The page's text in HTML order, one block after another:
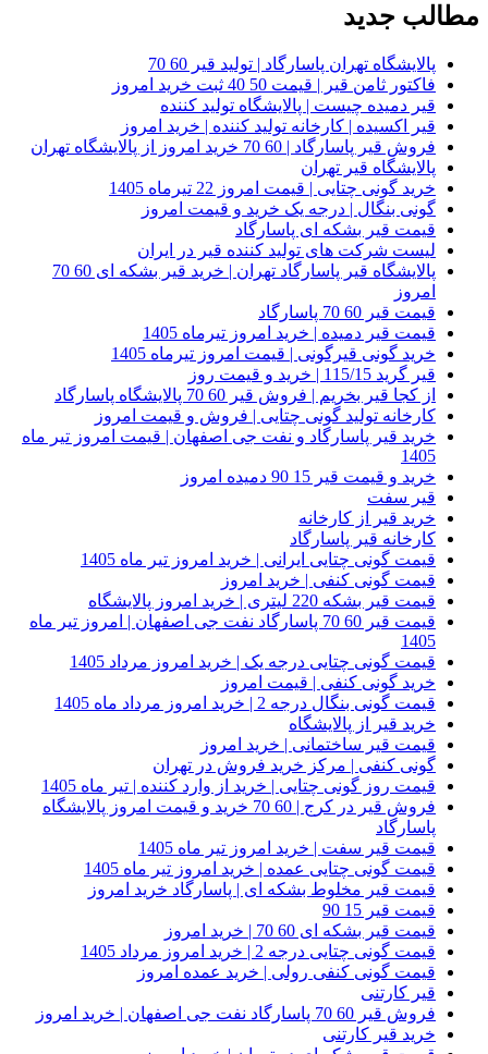
مطالب جدید
پالایشگاه تهران پاسارگاد | تولید قیر 60 70
فاکتور ثامن قیر | قیمت 50 40 ثبت خرید امروز
قیر دمیده چیست | پالایشگاه تولید کننده
قیر اکسیده | کارخانه تولید کننده | خرید امروز
فروش قیر پاسارگاد | 60 70 خرید امروز از پالایشگاه تهران
پالایشگاه قیر تهران
خرید گونی چتایی | قیمت امروز 22 تیرماه 1405
گونی بنگال | درجه یک خرید و قیمت امروز
قیمت قیر بشکه ای پاسارگاد
لیست شرکت های تولید کننده قیر در ایران
پالایشگاه قیر پاسارگاد تهران | خرید قیر بشکه ای 60 70
امروز
قیمت قیر 60 70 پاسارگاد
قیمت قیر دمیده | خرید امروز تیرماه 1405
خرید گونی قیرگونی | قیمت امروز تیرماه 1405
قیر گرید 115/15 | خرید و قیمت روز
از کجا قیر بخریم | فروش قیر 60 70 پالایشگاه پاسارگاد
کارخانه تولید گونی چتایی | فروش و قیمت امروز
خرید قیر پاسارگاد و نفت جی اصفهان | قیمت امروز تیر ماه
1405
خرید و قیمت قیر 15 90 دمیده امروز
قیر سفت
خرید قیر از کارخانه
کارخانه قیر پاسارگاد
قیمت گونی چتایی ایرانی | خرید امروز تیر ماه 1405
قیمت گونی کنفی | خرید امروز
قیمت قیر بشکه 220 لیتری | خرید امروز پالایشگاه
قیمت قیر 60 70 پاسارگاد نفت جی اصفهان | امروز تیر ماه
1405
قیمت گونی چتایی درجه یک | خرید امروز مرداد 1405
خرید گونی کنفی | قیمت امروز
قیمت گونی بنگال درجه 2 | خرید امروز مرداد ماه 1405
خرید قیر از پالایشگاه
قیمت قیر ساختمانی | خرید امروز
گونی کنفی | مرکز خرید فروش در تهران
قیمت روز گونی چتایی | خرید از وارد کننده | تیر ماه 1405
فروش قیر در کرج | 60 70 خرید و قیمت امروز پالایشگاه
پاسارگاد
قیمت قیر سفت | خرید امروز تیر ماه 1405
قیمت گونی چتایی عمده | خرید امروز تیر ماه 1405
قیمت قیر مخلوط بشکه ای | پاسارگاد خرید امروز
قیمت قیر 15 90
قیمت قیر بشکه ای 60 70 | خرید امروز
قیمت گونی چتایی درجه 2 | خرید امروز مرداد 1405
قیمت گونی کنفی رولی | خرید عمده امروز
قیر کارتنی
فروش قیر 60 70 پاسارگاد نفت جی اصفهان | خرید امروز
خرید قیر کارتنی